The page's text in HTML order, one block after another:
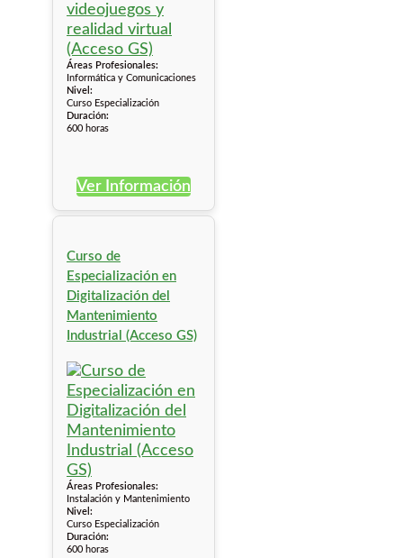
Áreas Profesionales:
Informática y Comunicaciones
Nivel:
Curso Especialización
Duración:
600 horas
Ver Información
Curso de
Especialización en
Digitalización del
Mantenimiento
Industrial (Acceso GS)
Áreas Profesionales:
Instalación y Mantenimiento
Nivel:
Curso Especialización
Duración:
600 horas